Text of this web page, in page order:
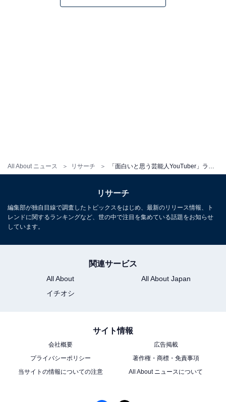
All About ニュース リサーチ
リサーチ
編集部が独自目線で調査したトピックスをはじめ、最新のリリース情報、ト
レンドに関するランキングなど、世の中で注目を集めている話題をお知らせ
しています。
関連サービス
All About
All About Japan
イチオシ
サイト情報
会社概要
広告掲載
プライバシーポリシー
著作権・商標・免責事項
当サイトの情報についての注意
All About ニュースについて